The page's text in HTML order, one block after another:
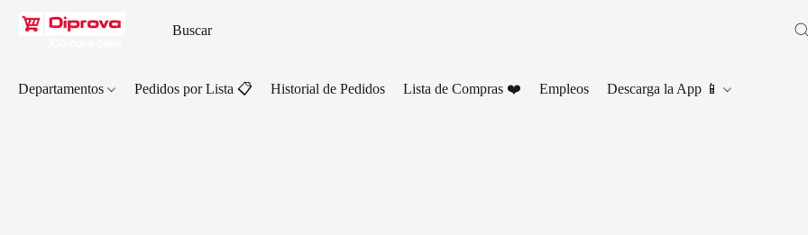
Departamentos Pedidos por Lista 📋 Historial de Pedidos Lista de Compras ❤️ Empleos Descarga la App 📱